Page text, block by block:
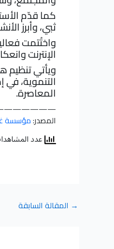
كما قدّم
ثبي، وأبرز
واختُتمت
الإنترنت
ويأتي تنظيم
التنموية،
المعاصرة.
المصدر:مؤسسة
عدد
→ المقالة السابقة